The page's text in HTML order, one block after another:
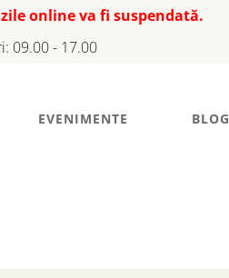
online va fi suspendată.
09.00 - 17.00
EVENIMENTE BLOG